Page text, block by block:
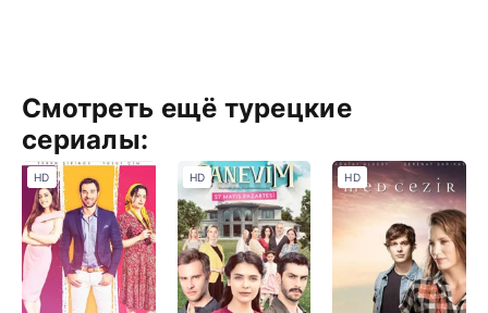
Смотреть ещё турецкие
сериалы:
HD HD HD